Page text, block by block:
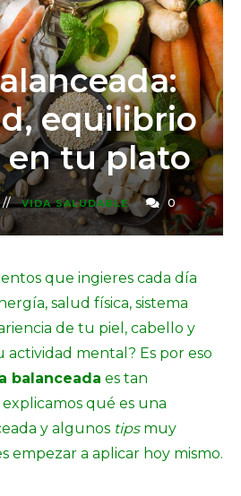
equilibrio
en tu plato
VIDA SALUDABLE 0
que ingieres cada día
salud física, sistema
de tu piel, cabello y
actividad mental? Es por eso
balanceada es tan
qué es una
y algunos tipsmuy
empezar a aplicar hoy mismo.